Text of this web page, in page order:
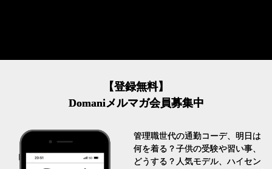
【登録無料】
Domaniメルマガ会員募集中
管理職世代の通勤コーデ、明日は
何を着る？子供の受験や習い事、
どうする？人気モデル、ハイセン